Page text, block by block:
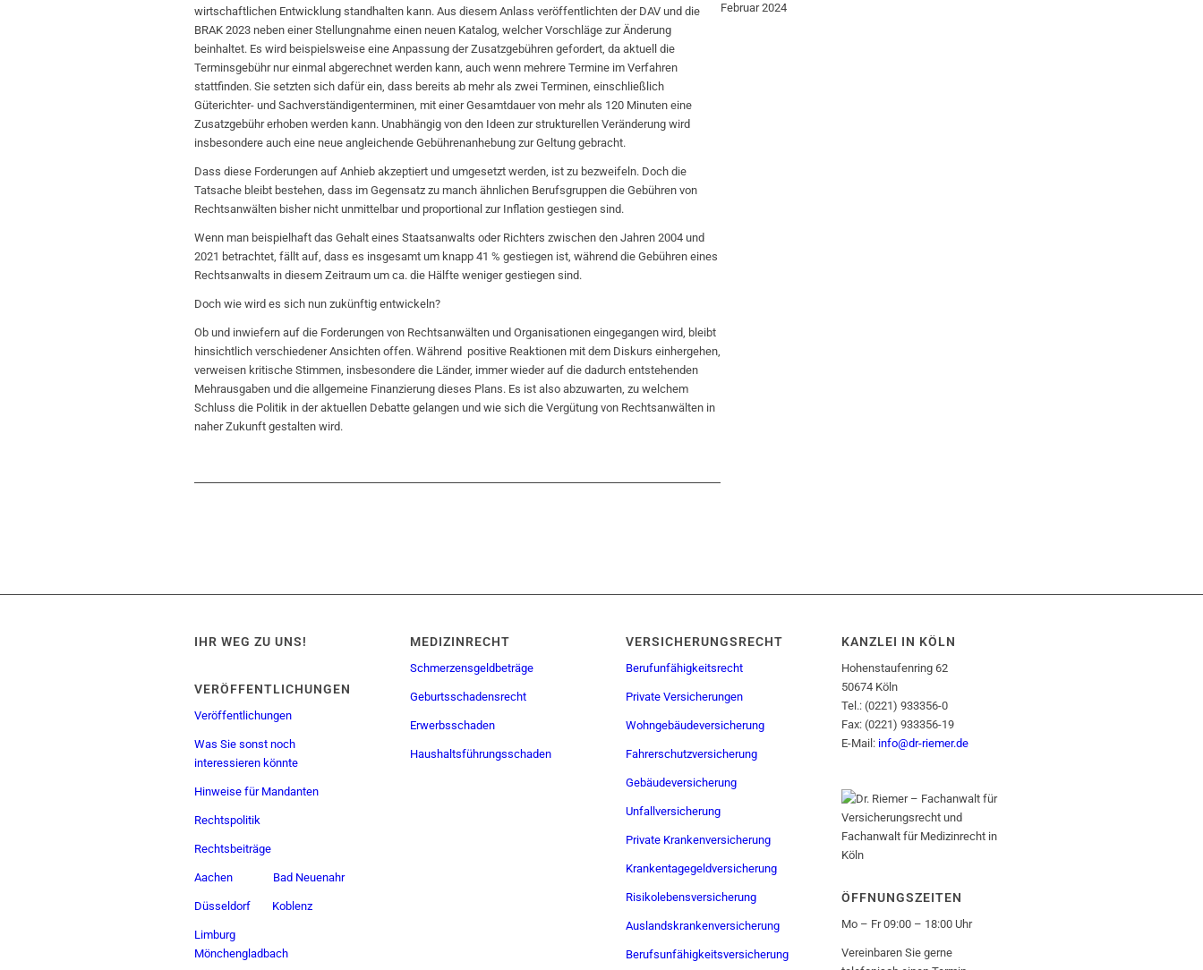
wirtschaftlichen Entwicklung standhalten kann. Aus diesem Anlass veröffentlichten der DAV und die
BRAK 2023 neben einer Stellungnahme einen neuen Katalog, welcher Vorschläge zur Änderung
beinhaltet. Es wird beispielsweise eine Anpassung der Zusatzgebühren gefordert, da aktuell die
Terminsgebühr nur einmal abgerechnet werden kann, auch wenn mehrere Termine im Verfahren
stattfinden. Sie setzten sich dafür ein, dass bereits ab mehr als zwei Terminen, einschließlich
Güterichter- und Sachverständigenterminen, mit einer Gesamtdauer von mehr als 120 Minuten eine
Zusatzgebühr erhoben werden kann. Unabhängig von den Ideen zur strukturellen Veränderung wird
insbesondere auch eine neue angleichende Gebührenanhebung zur Geltung gebracht.
Dass diese Forderungen auf Anhieb akzeptiert und umgesetzt werden, ist zu bezweifeln. Doch die
Tatsache bleibt bestehen, dass im Gegensatz zu manch ähnlichen Berufsgruppen die Gebühren von
Rechtsanwälten bisher nicht unmittelbar und proportional zur Inflation gestiegen sind.
Wenn man beispielhaft das Gehalt eines Staatsanwalts oder Richters zwischen den Jahren 2004 und
2021 betrachtet, fällt auf, dass es insgesamt um knapp 41 % gestiegen ist, während die Gebühren eines
Rechtsanwalts in diesem Zeitraum um ca. die Hälfte weniger gestiegen sind.
Doch wie wird es sich nun zukünftig entwickeln?
Ob und inwiefern auf die Forderungen von Rechtsanwälten und Organisationen eingegangen wird, bleibt
hinsichtlich verschiedener Ansichten offen. Während positive Reaktionen mit dem Diskurs einhergehen,
verweisen kritische Stimmen, insbesondere die Länder, immer wieder auf die dadurch entstehenden
Mehrausgaben und die allgemeine Finanzierung dieses Plans. Es ist also abzuwarten, zu welchem
Schluss die Politik in der aktuellen Debatte gelangen und wie sich die Vergütung von Rechtsanwälten in
naher Zukunft gestalten wird.
Februar 2024
IHR WEG ZU UNS!
VERÖFFENTLICHUNGEN
Veröffentlichungen
Was Sie sonst noch
interessieren könnte
Hinweise für Mandanten
Rechtspolitik
Rechtsbeiträge
Aachen Bad Neuenahr
Düsseldorf Koblenz
Limburg
Mönchengladbach
MEDIZINRECHT
Schmerzensgeldbeträge
Geburtsschadensrecht
Erwerbsschaden
Haushaltsführungsschaden
VERSICHERUNGSRECHT
Berufunfähigkeitsrecht
Private Versicherungen
Wohngebäudeversicherung
Fahrerschutzversicherung
Gebäudeversicherung
Unfallversicherung
Private Krankenversicherung
Krankentagegeldversicherung
Risikolebensversicherung
Auslandskrankenversicherung
Berufsunfähigkeitsversicherung
KANZLEI IN KÖLN
Hohenstaufenring 62
50674 Köln
Tel.: (0221) 933356-0
Fax: (0221) 933356-19
E-Mail: info@dr-riemer.de
ÖFFNUNGSZEITEN
Mo – Fr 09:00 – 18:00 Uhr
Vereinbaren Sie gerne